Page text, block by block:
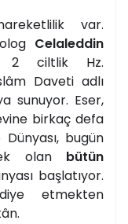
var.
Celaleddin
2 ciltlik Hz.
Daveti adlı
sunuyor. Eser,
birkaç defa
bugün
olan bütün
başlatıyor.
etmekten